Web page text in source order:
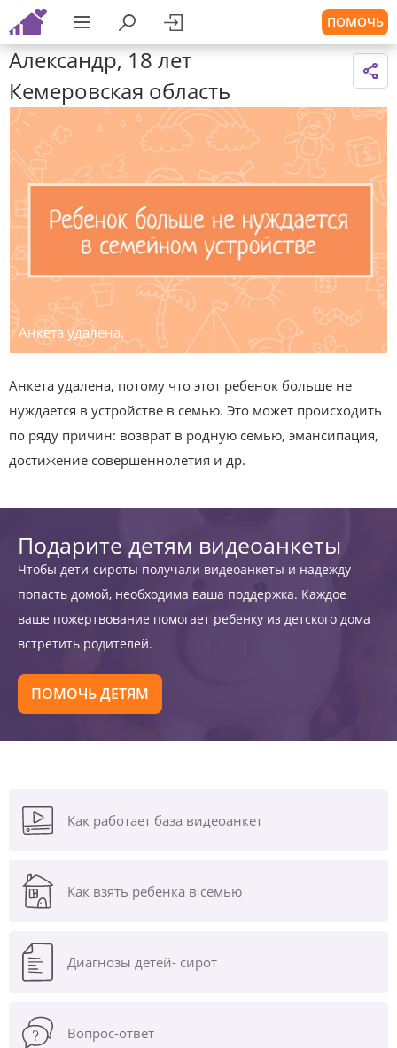
ПОМОЧЬ
Александр, 18 лет
Кемеровская область
Анкета удалена.
Анкета удалена, потому что этот ребенок больше не
нуждается в устройстве в семью. Это может происходить
по ряду причин: возврат в родную семью, эмансипация,
достижение совершеннолетия и др.
Подарите детям видеоанкеты
Чтобы дети-сироты получали видеоанкеты и надежду
попасть домой, необходима ваша поддержка. Каждое
ваше пожертвование помогает ребенку из детского дома
встретить родителей.
ПОМОЧЬ ДЕТЯМ
Как работает база видеоанкет
Как взять ребенка в семью
Диагнозы детей- сирот
Вопрос-ответ